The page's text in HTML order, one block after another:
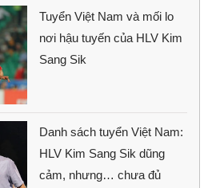
Tuyển Việt Nam và mối lo
nơi hậu tuyến của HLV Kim
Sang Sik
Danh sách tuyển Việt Nam:
HLV Kim Sang Sik dũng
cảm, nhưng… chưa đủ